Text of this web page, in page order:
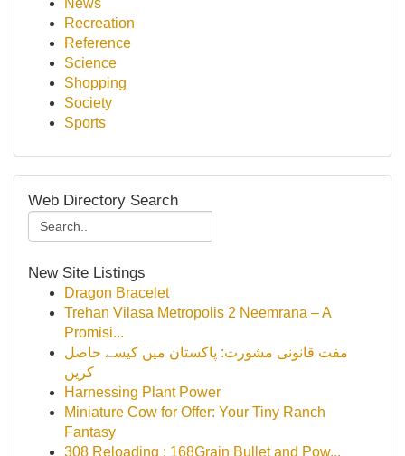
News
Recreation
Reference
Science
Shopping
Society
Sports
Web Directory Search
New Site Listings
Dragon Bracelet
Trehan Vilasa Metropolis 2 Neemrana – A
Promisi...
مفت قانونی مشورت: پاکستان میں کیسے حاصل
کریں
Harnessing Plant Power
Miniature Cow for Offer: Your Tiny Ranch
Fantasy
308 Reloading : 168Grain Bullet and Pow...